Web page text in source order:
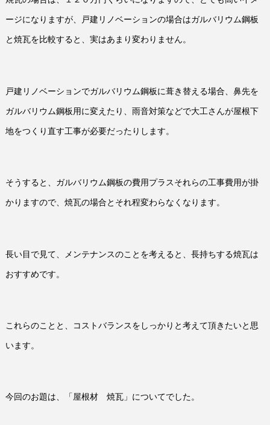
ージになりますが、戸建リノベーションの場合はガルバリウム鋼板
と焼瓦を比較すると、実はあまり変わりません。
戸建リノベーションでガルバリウム鋼板に葺き替える場合、鼻先を
ガルバリウム鋼板用に変えたり、雨音対策などで大工さんが屋根下
地をつくり直す工事が必要だったりします。
そうすると、ガルバリウム鋼板の費用プラスそれらの工事費用が掛
かりますので、焼瓦の場合とそれ程変わらなくなります。
長い目で見て、メンテナンスのことを考えると、長持ちする焼瓦は
おすすめです。
これらのことと、コストバランスをしっかりと考えて頂きたいと思
います。
今回のお題は、「屋根材 焼瓦」についてでした。